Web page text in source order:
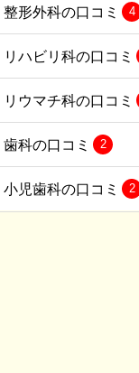
整形外科の口コミ 4
リハビリ科の口コミ
リウマチ科の口コミ
歯科の口コミ 2
小児歯科の口コミ 2